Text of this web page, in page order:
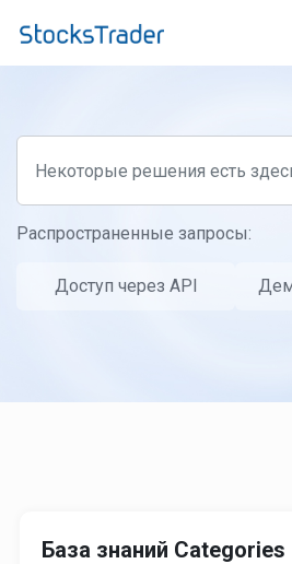
Распространенные запросы:
Доступ через API
База знаний Categories